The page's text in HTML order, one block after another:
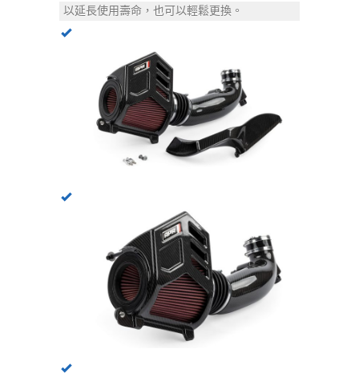
以延長使用壽命，也可以輕鬆更換。